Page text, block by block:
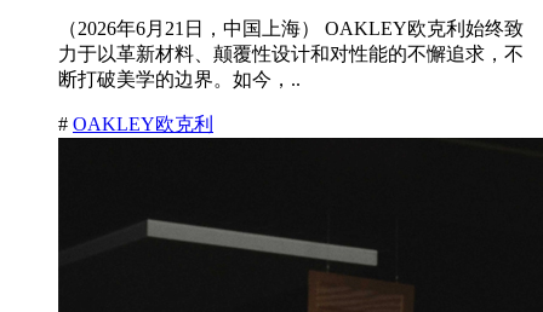
（2026年6月21日，中国上海） OAKLEY欧克利始终致
力于以革新材料、颠覆性设计和对性能的不懈追求，不
断打破美学的边界。如今，..
# OAKLEY欧克利